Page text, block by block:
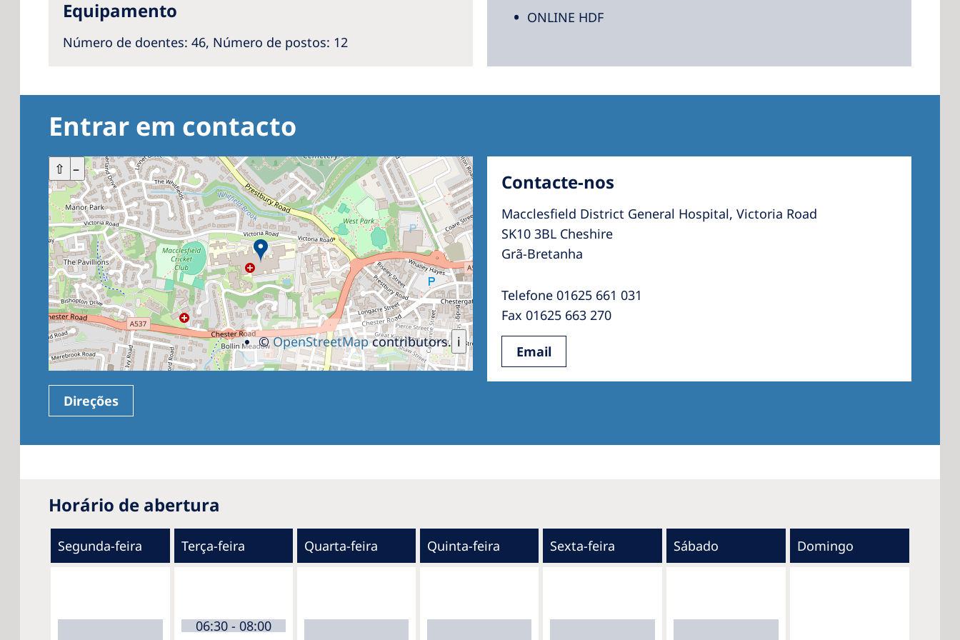
Equipamento
Número de doentes: 46, Número de postos: 12
ONLINE HDF
Entrar em contacto
+ –
⇧
i
©OpenStreetMapcontributors.
Direções
Contacte-nos
Macclesfield District General Hospital, Victoria Road
SK10 3BL Cheshire
Grã-Bretanha
Telefone 01625 661 031
Fax 01625 663 270
Email
Horário de abertura
Segunda-feira Terça-feira Quarta-feira Quinta-feira Sexta-feira Sábado Domingo
06:30 - 08:00